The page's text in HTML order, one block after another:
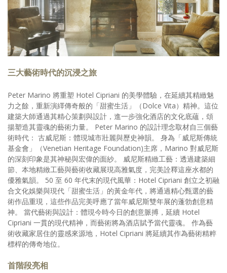
三大藝術時代的沉浸之旅
Peter Marino 將重塑 Hotel Cipriani 的美學體驗，在延續其精緻魅
力之餘，重新演繹傳奇般的「甜蜜生活」（Dolce Vita）精神。這位
建築大師通過其精心策劃與設計，進一步強化酒店的文化底蘊，頌
揚塑造其靈魂的藝術力量。 Peter Marino 的設計理念取材自三個藝
術時代： 古威尼斯：體現城市壯麗與歷史神韻。 身為「威尼斯傳統
基金會」（Venetian Heritage Foundation)主席，Marino 對威尼斯
的深刻印象是其神秘與宏偉的面紗。 威尼斯精緻工藝：透過建築細
節、本地精緻工藝與藝術收藏展現高雅氣度，完美詮釋這座水都的
優雅氣韻。 50 至 60 年代末的現代風華：Hotel Cipriani 創立之初融
合文化娛樂與現代「甜蜜生活」的黃金年代，將通過精心甄選的藝
術作品重現，這些作品完美呼應了當年威尼斯雙年展的蓬勃創意精
神。 當代藝術與設計：體現今時今日的創意脈搏，延續 Hotel
Cipriani 一貫的現代精神，而藝術將為酒店賦予當代靈魂。 作為藝
術收藏家居住的靈感來源地，Hotel Cipriani 將延續其作為藝術精粹
標桿的傳奇地位。
首階段亮相